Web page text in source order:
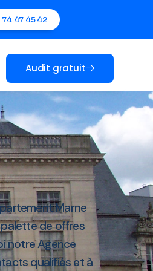
47 45 42
Audit gratuit
Marne
de offres
notre Agence
qualifiés et à